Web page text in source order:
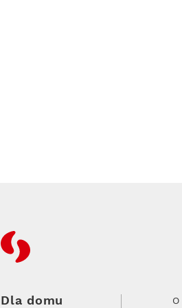
RFC
Dla domu